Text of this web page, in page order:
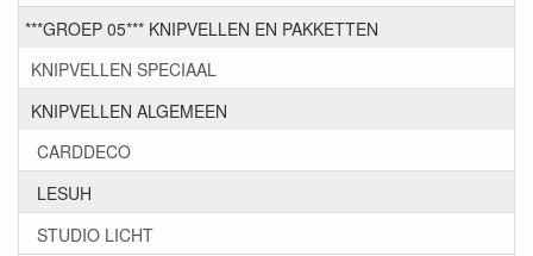
***GROEP 05*** KNIPVELLEN EN PAKKETTEN
KNIPVELLEN SPECIAAL
KNIPVELLEN ALGEMEEN
CARDDECO
LESUH
STUDIO LICHT